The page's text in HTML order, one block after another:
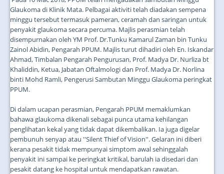
MAPS & LOCATION
SSO
Glaukoma di Klinik Mata. Pelbagai aktiviti telah diadakan sempena
minggu tersebut termasuk pameran, ceramah dan saringan untuk
penyakit glaukoma secara percuma. Majlis perasmian telah
disempurnakan oleh YM Prof. Dr.Tunku Kamarul Zaman bin Tunku
Zainol Abidin, Pengarah PPUM. Majlis turut dihadiri oleh En. Iskandar
Ahmad, Timbalan Pengarah Pengurusan, Prof. Madya Dr. Nurliza bt
Khaliddin, Ketua, Jabatan Oftalmologi dan Prof. Madya Dr. Norlina
binti Mohd Ramli, Pengerusi Sambutan Minggu Glaukoma peringkat
PPUM.
Di dalam ucapan perasmian, Pengarah PPUM memaklumkan
bahawa glaukoma dikenali sebagai punca utama kehilangan
penglihatan kekal yang tidak dapat dikembalikan. Ia juga digelar
pembunuh senyap atau ''Silent Thief of Vision''. Gelaran ini diberi
kerana pesakit tidak mempunyai simptom awal sehinggalah
penyakit ini sampai ke peringkat kritikal, barulah ia disedari dan
pesakit datang ke hospital untuk mendapatkan rawatan.